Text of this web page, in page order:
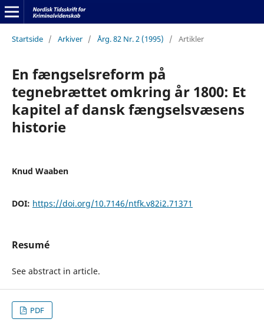
Startside / Arkiver / Årg. 82 Nr. 2 (1995) / Artikler
En fængselsreform på
tegnebrættet omkring år 1800: Et
kapitel af dansk fængselsvæsens
historie
Knud Waaben
DOI: https://doi.org/10.7146/ntfk.v82i2.71371
Resumé
See abstract in article.
PDF